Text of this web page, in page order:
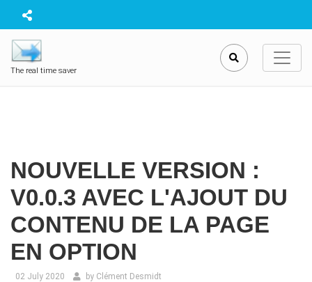
The real time saver
NOUVELLE VERSION :
V0.0.3 AVEC L'AJOUT DU
CONTENU DE LA PAGE
EN OPTION
02 July 2020 by Clément Desmidt